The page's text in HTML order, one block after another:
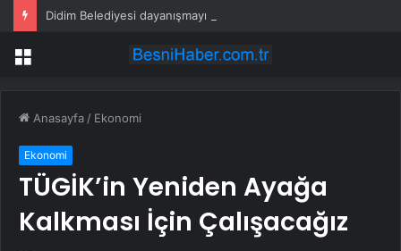
Didim Belediyesi dayanışmayı büyütüyor
Menü
Anasayfa / Ekonomi
Ekonomi
TÜGİK’in Yeniden Ayağa
Kalkması İçin Çalışacağız